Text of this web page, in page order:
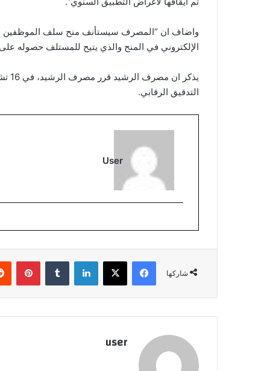
واضاف ان “المصرف سيستأنف منح سلف الموظفين
الإلكتروني في المنح والذي يتيح للمستلف حصوله على السلفة خلال
التدقيق الرقابي.
User
شاركها
فيسبوك ‫X لينكدإن
user